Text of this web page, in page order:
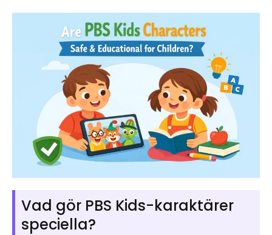
Vad gör PBS Kids-karaktärer
speciella?